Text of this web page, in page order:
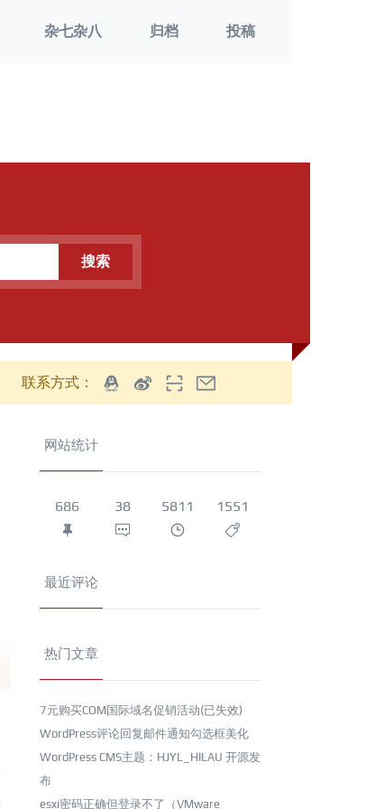
杂七杂八 归档 投稿
搜索
联系方式：
网站统计
686 38 5811 1551
最近评论
热门文章
7元购买COM国际域名促销活动(已失效)
WordPress评论回复邮件通知勾选框美化
WordPress CMS主题：HJYL_HILAU 开源发
布
esxi密码正确但登录不了（VMware